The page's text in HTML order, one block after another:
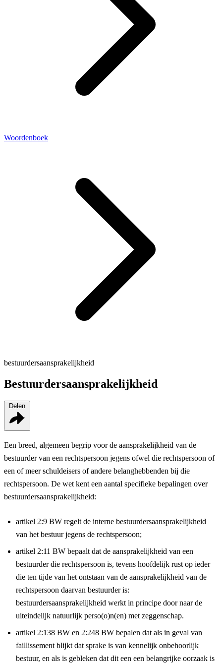
Woordenboek
bestuurdersaansprakelijkheid
Bestuurdersaansprakelijkheid
Een breed, algemeen begrip voor de aansprakelijkheid van de
bestuurder van een rechtspersoon jegens ofwel die rechtspersoon of
een of meer schuldeisers of andere belanghebbenden bij die
rechtspersoon. De wet kent een aantal specifieke bepalingen over
bestuurdersaansprakelijkheid:
artikel 2:9 BW regelt de interne bestuurdersaansprakelijkheid
van het bestuur jegens de rechtspersoon;
artikel 2:11 BW bepaalt dat de aansprakelijkheid van een
bestuurder die rechtspersoon is, tevens hoofdelijk rust op ieder
die ten tijde van het ontstaan van de aansprakelijkheid van de
rechtspersoon daarvan bestuurder is:
bestuurdersaansprakelijkheid werkt in principe door naar de
uiteindelijk natuurlijk perso(o)n(en) met zeggenschap.
artikel 2:138 BW en 2:248 BW bepalen dat als in geval van
faillissement blijkt dat sprake is van kennelijk onbehoorlijk
bestuur, en als is gebleken dat dit een een belangrijke oorzaak is